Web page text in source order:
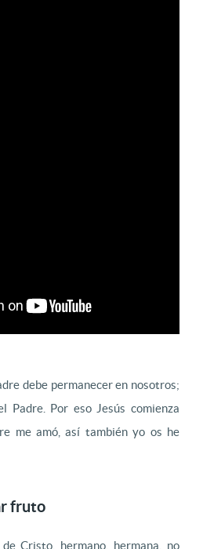
debe permanecer en nosotros;
Padre. Por eso Jesús comienza
me amó, así también yo os he
fruto
Cristo, hermano, hermana, no